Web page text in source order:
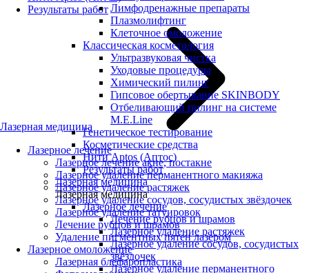
Результаты работ
Лазерная медицина
Лазерное лечение
Лазерное лечение акне, постакне
Лазерное удаление перманентного макияжа
Лазерное удаление растяжек
Лазерное удаление сосудов, сосудистых звёздочек
Лазерное удаление татуировок
Лечение рубцов и шрамов
Удаление пигментных пятен лазером
Лазерное омоложение
Лазерная блефаропластика
Лимфодренажные препараты
Плазмолифтинг
Клеточное омоложение
Классическая косметология
Ультразвуковая чистка
Уходовые процедуры
Химический пилинг
Гипсовое обертывание SKINBODY
Отбеливающий пилинг на системе
M.E.Line
Генетическое тестирование
Косметические средства
Нити Aptos (Аптос)
Результаты работ
Лазерная медицина
Лазерная медицина
Лазерное лечение
Лечение рубцов и шрамов
Лазерное удаление растяжек
Лазерное удаление сосудов, сосудистых
звёздочек
Лазерное удаление перманентного